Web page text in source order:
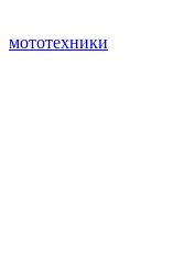
мототехники